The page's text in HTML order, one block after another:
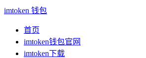
imtoken 钱包
首页
imtoken钱包官网
imtoken下载